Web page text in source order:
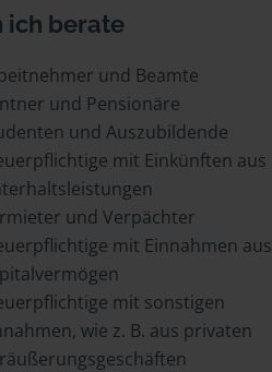
ich berate
und Beamte
und Pensionäre
und Auszubildende
mit Einkünften aus
und Verpächter
mit Einnahmen aus
mit sonstigen
wie z. B. aus privaten